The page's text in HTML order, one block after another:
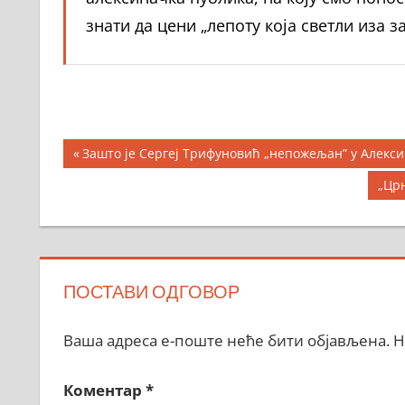
знати да цени „лепоту која светли иза
Кретање
Previous
Post:
Зашто је Сергеј Трифуновић „непожељан” у
Next
ПОСТАВИ ОДГОВОР
Ваша адреса е-поште неће бити објављена.
Коментар *